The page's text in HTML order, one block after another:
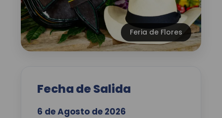
Feria de Flores
Fecha de Salida
6 de Agosto de 2026